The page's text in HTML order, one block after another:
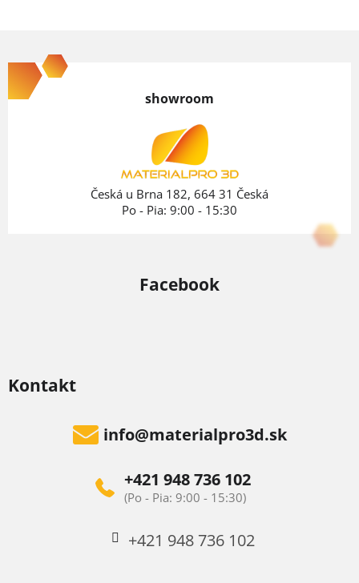
á
p
Kontakt
info@materialpro3d.sk
+421 948 736 102
+421 948 736 102
showroom
Česká u Brna 182, 664 31 Česká
Po - Pia: 9:00 - 15:30
Facebook